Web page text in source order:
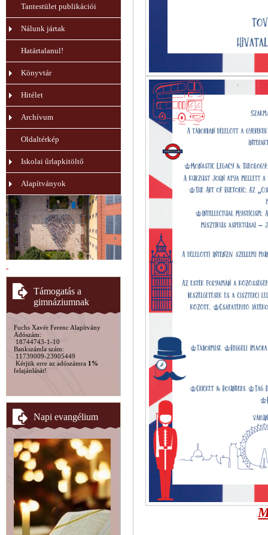
Tantestület publikációi
Nálunk jártak
Határtalanul!
Könyvtár
Hitélet
Archívum
Oldaltérkép
Iskolai űrlapkitöltő
Alapítványok
Támogatás a
gimnáziumnak
Fuchs Xavér Ferenc Alapítvány
Adószám:
18744743-1-10
Bankszámla szám:
11739009-23905449
Kérjük erre az adószámra 1%
felajánlását!
Napi evangélium